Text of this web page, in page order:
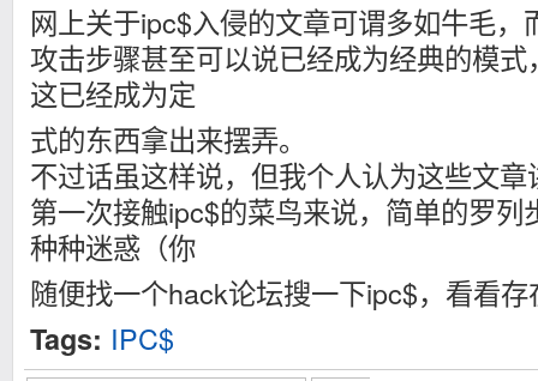
网上关于ipc$入侵的文章可谓多如牛毛，
攻击步骤甚至可以说已经成为经典的模
这已经成为定
式的东西拿出来摆弄。
不过话虽这样说，但我个人认为这些文
第一次接触ipc$的菜鸟来说，简单的罗列
种种迷惑（你
随便找一个hack论坛搜一下ipc$，看看
Tags: IPC$